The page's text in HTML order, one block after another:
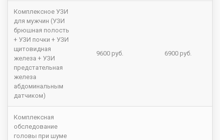
Комплексное УЗИ
для мужчин (УЗИ
брюшная полость
+ УЗИ почки + УЗИ
щитовидная
железа + УЗИ
предстательная
железа
абдоминальным
датчиком)
9600 руб. 6900 руб.
Комплексная
обследование
головы при шуме